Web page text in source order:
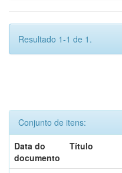
Resultado 1-1 de 1.
Conjunto de itens:
Data do
documento
Título